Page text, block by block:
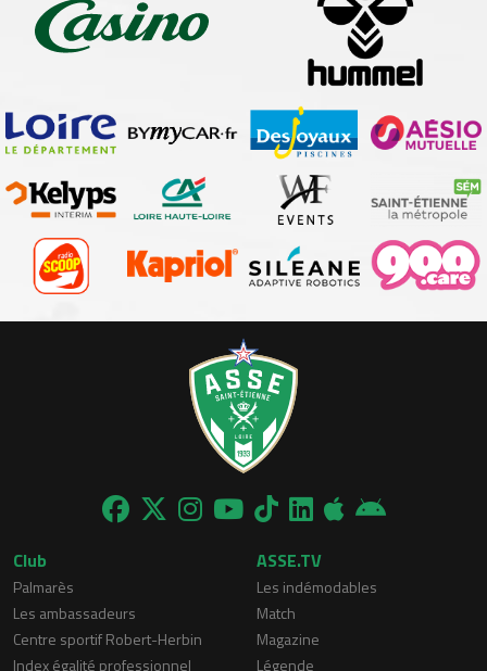
Club
Palmarès
Les ambassadeurs
Centre sportif Robert-Herbin
Index égalité professionnel
ASSE.TV
Les indémodables
Match
Magazine
Légende